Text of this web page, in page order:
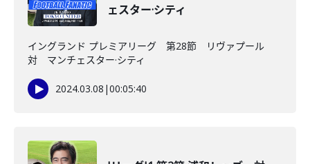
ェスター·シティ
イングランド プレミアリーグ 第28節 リヴァプール
対 マンチェスター·シティ
2024.03.08 |00:05:40